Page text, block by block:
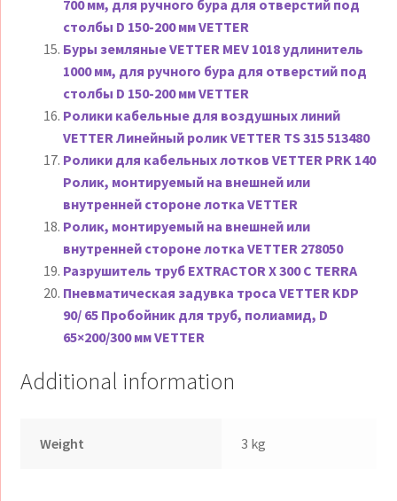
700 мм, для ручного бура для отверстий под
столбы D 150-200 мм VETTER
Буры земляные VETTER MEV 1018 удлинитель
1000 мм, для ручного бура для отверстий под
столбы D 150-200 мм VETTER
Ролики кабельные для воздушных линий
VETTER Линейный ролик VETTER TS 315 513480
Ролики для кабельных лотков VETTER PRK 140
Ролик, монтируемый на внешней или
внутренней стороне лотка VETTER
Ролик, монтируемый на внешней или
внутренней стороне лотка VETTER 278050
Разрушитель труб EXTRACTOR X 300 C TERRA
Пневматическая задувка троса VETTER KDP
90/ 65 Пробойник для труб, полиамид, D
65×200/300 мм VETTER
Additional information
Weight 3 kg